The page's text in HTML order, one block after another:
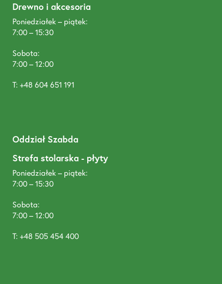
Drewno i akcesoria
Poniedziałek – piątek:
7:00 – 15:30
Sobota:
7:00 – 12:00
T: +48 604 651 191
Oddział Szabda
Strefa stolarska - płyty
Poniedziałek – piątek:
7:00 – 15:30
Sobota:
7:00 – 12:00
T: +48 505 454 400